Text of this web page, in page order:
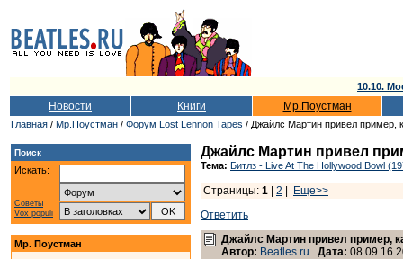
10.10.
Новости Книги Мр.Поустман
Главная / Мр.Поустман / Форум Lost Lennon Tapes / Джайлс Мартин привел пример,
Поиск
Искать:
Советы
Vox populi
Мр. Поустман
Джайлс Мартин привел
Тема: Битлз - Live At The Hollywood Bowl
Страницы: 1 2
Еще>>
Ответить
Джайлс Мартин привел пример,
Автор: Beatles.ru Дата: 08.09.16